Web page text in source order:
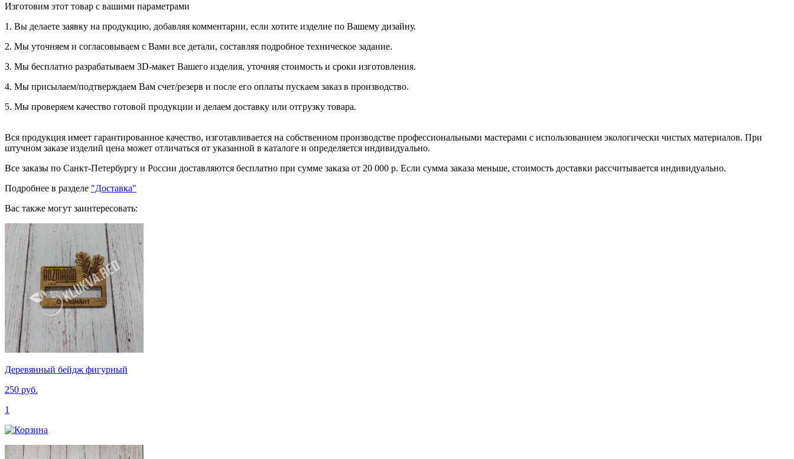
Изготовим этот товар с вашими параметрами
1. Вы делаете заявку на продукцию, добавляя комментарии, если хотите изделие по Вашему дизайну.
2. Мы уточняем и согласовываем с Вами все детали, составляя подробное техническое задание.
3. Мы бесплатно разрабатываем 3D-макет Вашего изделия, уточняя стоимость и сроки изготовления.
4. Мы присылаем/подтверждаем Вам счет/резерв и после его оплаты пускаем заказ в производство.
5. Мы проверяем качество готовой продукции и делаем доставку или отгрузку товара.
Вся продукция имеет гарантированное качество, изготавливается на собственном производстве профессиональными мастерами с использованием экологически чистых материалов. При
штучном заказе изделий цена может отличаться от указанной в каталоге и определяется индивидуально.
Все заказы по Санкт-Петербургу и России доставляются бесплатно при сумме заказа от 20 000 р. Если сумма заказа меньше, стоимость доставки рассчитывается индивидуально.
Подробнее в разделе "Доставка"
Вас также могут заинтересовать:
Деревянный бейдж фигурный
250 руб.
1